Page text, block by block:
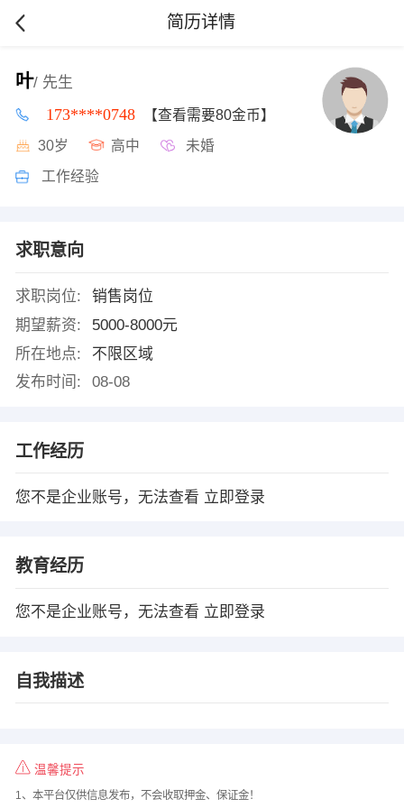
简历详情
叶/ 先生
173****0748 【查看需要80金币】
30岁 高中 未婚
工作经验
求职意向
求职岗位:
销售岗位
期望薪资:
5000-8000元
所在地点:
不限区域
发布时间:
08-08
工作经历
您不是企业账号，无法查看 立即登录
教育经历
您不是企业账号，无法查看 立即登录
自我描述
温馨提示
1、本平台仅供信息发布，不会收取押金、保证金！